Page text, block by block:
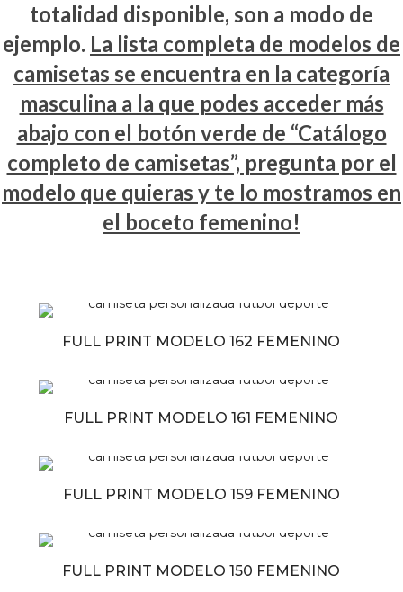
totalidad disponible, son a modo de
ejemplo. La lista completa de modelos de
camisetas se encuentra en la categoría
masculina a la que podes acceder más
abajo con el botón verde de “Catálogo
completo de camisetas”, pregunta por el
modelo que quieras y te lo mostramos en
el boceto femenino!
FULL PRINT MODELO 162 FEMENINO
FULL PRINT MODELO 161 FEMENINO
FULL PRINT MODELO 159 FEMENINO
FULL PRINT MODELO 150 FEMENINO